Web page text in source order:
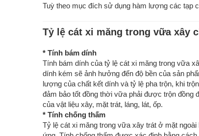
Tuỳ theo mục đích sử dụng hàm lượng các tạp
Tỷ lệ cát xi măng trong vữa xây
* Tính bám dính
Tính bám dính của tỷ lệ cát xi măng trong vữa
dính kém sẽ ảnh hưởng đến độ bền của sản
lượng của chất kết dính và tỷ lệ pha trộn, khi
đảm bảo tốt đồng thời vữa phải được trộn đồng
của vật liệu xây, mặt trát, láng, lát, ốp.
* Tính chống thấm
Tỷ lệ cát xi măng trong vữa xây trát ở mặt